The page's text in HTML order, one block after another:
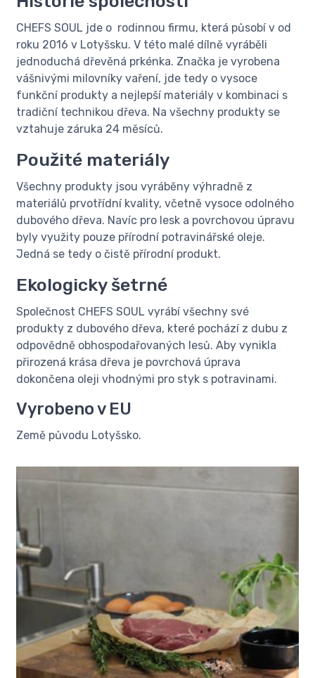
CHEFS SOUL jde o rodinnou firmu, která působí v od
roku 2016 v Lotyšsku. V této malé dílně vyráběli
jednoduchá dřevěná prkénka. Značka je vyrobena
vášnivými milovníky vaření, jde tedy o vysoce
funkční produkty a nejlepší materiály v kombinaci s
tradiční technikou dřeva. Na všechny produkty se
vztahuje záruka 24 měsíců.
Použité materiály
Všechny produkty jsou vyráběny výhradně z
materiálů prvotřídní kvality, včetně vysoce odolného
dubového dřeva. Navíc pro lesk a povrchovou úpravu
byly využity pouze přírodní potravinářské oleje.
Jedná se tedy o čistě přírodní produkt.
Ekologicky šetrné
Společnost CHEFS SOUL vyrábí všechny své
produkty z dubového dřeva, které pochází z dubu z
odpovědně obhospodařovaných lesů. Aby vynikla
přirozená krása dřeva je povrchová úprava
dokončena oleji vhodnými pro styk s potravinami.
Vyrobeno v EU
Země původu Lotyšsko.